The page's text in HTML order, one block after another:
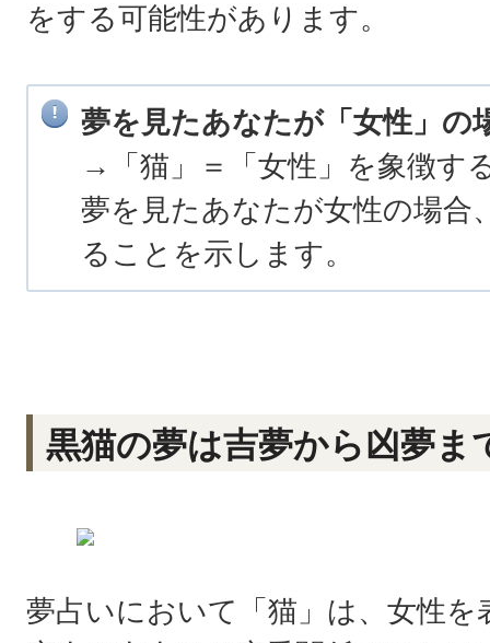
をする可能性があります。
夢を見たあなたが「女性」の
→「猫」＝「女性」を象徴す
夢を見たあなたが女性の場合
ることを示します。
黒猫の夢は吉夢から凶夢ま
夢占いにおいて「猫」は、女性